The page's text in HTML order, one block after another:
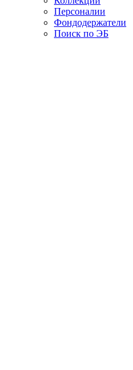
Персоналии
Фондодержатели
Поиск по ЭБ